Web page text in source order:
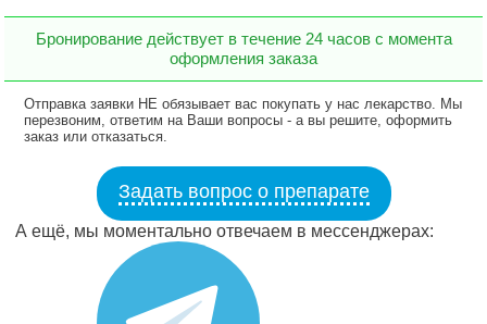
Бронирование действует в течение 24 часов с момента
оформления заказа
Отправка заявки НЕ обязывает вас покупать у нас лекарство. Мы
перезвоним, ответим на Ваши вопросы - а вы решите, оформить
заказ или отказаться.
Задать вопрос о препарате
А ещё, мы моментально отвечаем в мессенджерах: